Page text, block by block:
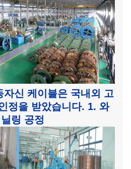
자신 케이블은 국내외 고
정을 받았습니다. 1. 와
링 공정